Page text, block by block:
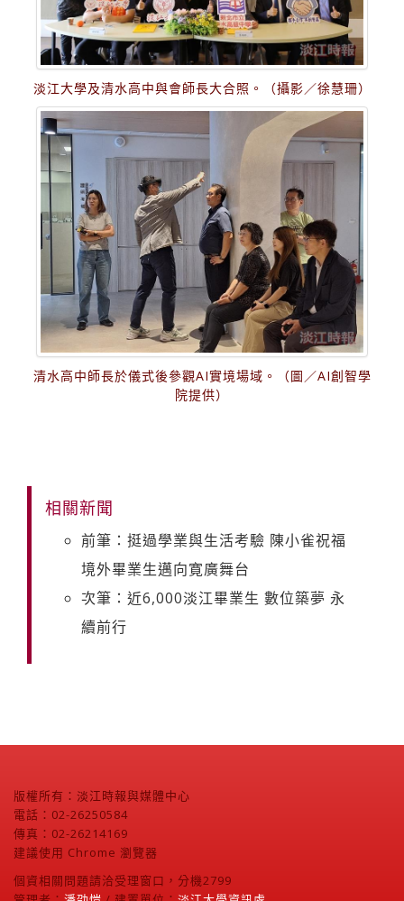
淡江大學及清水高中與會師長大合照。（攝影／徐慧珊）
清水高中師長於儀式後參觀AI實境場域。（圖／AI創智學
院提供）
相關新聞
前筆：挺過學業與生活考驗 陳小雀祝福
境外畢業生邁向寛廣舞台
次筆：近6,000淡江畢業生 數位築夢 永
續前行
版權所有：淡江時報與媒體中心
電話：02-26250584
傳真：02-26214169
建議使用 Chrome 瀏覽器
個資相關問題請洽受理窗口，分機2799